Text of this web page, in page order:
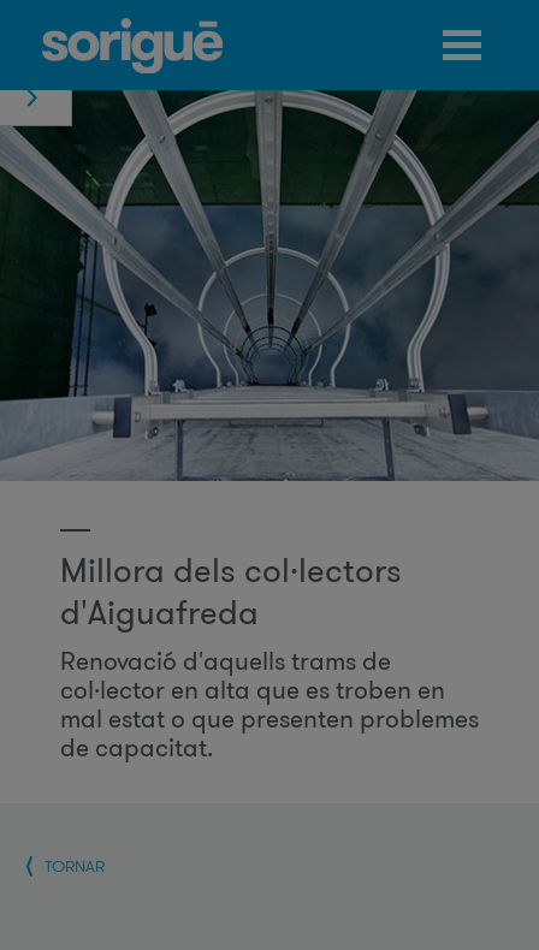
Jump to navigation
Millora dels col·lectors
d'Aiguafreda
Renovació d'aquells trams de
col·lector en alta que es troben en
mal estat o que presenten problemes
de capacitat.
TORNAR
Menú